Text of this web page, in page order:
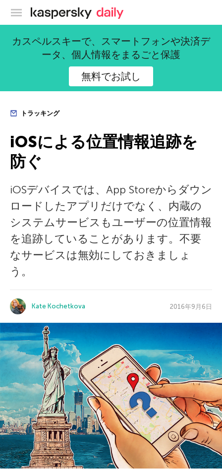
カスペルスキー公式ブログ
カスペルスキーで、スマートフォンや決済デ
ータ、個人情報をまるごと保護
無料でお試し
トラッキング
iOSによる位置情報追跡を
防ぐ
iOSデバイスでは、App Storeからダウン
ロードしたアプリだけでなく、内蔵の
システムサービスもユーザーの位置情報
を追跡していることがあります。不要
なサービスは無効にしておきましょ
う。
Kate Kochetkova 2016年9月6日